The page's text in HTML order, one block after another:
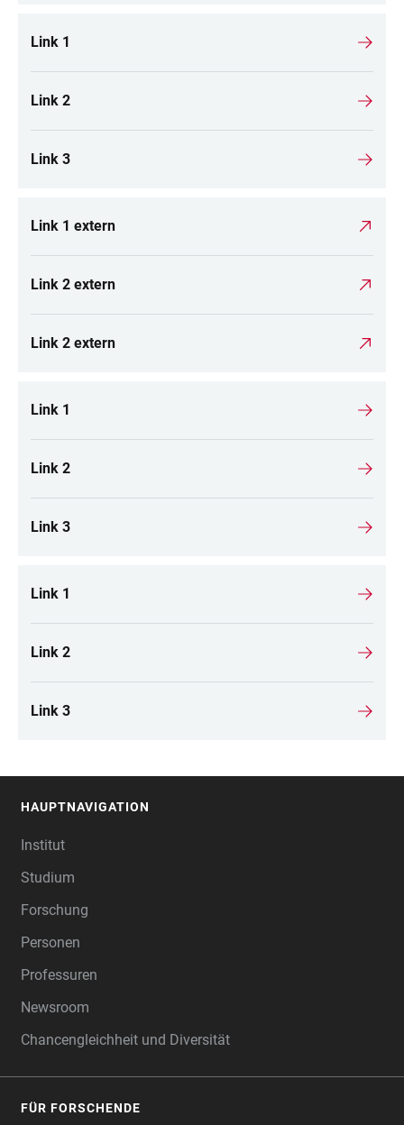
Link 1
Link 2
Link 3
Link 1 extern
Link 2 extern
Link 2 extern
Link 1
Link 2
Link 3
Link 1
Link 2
Link 3
HAUPTNAVIGATION
Institut
Studium
Forschung
Personen
Professuren
Newsroom
Chancengleichheit und Diversität
FÜR FORSCHENDE